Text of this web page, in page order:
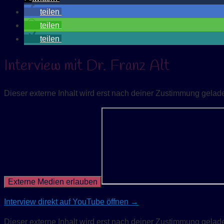
teilen
teilen
teilen
Interview mit Dr. Franz Alt
Dieser externe Inhalt wird erst nach deiner Zustimmung
Externe Medien erlauben
Interview direkt auf YouTube öffnen →
Dieser externe Inhalt wird erst nach deiner Zustimmung